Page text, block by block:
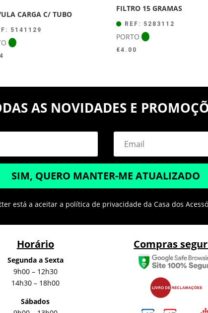
CARGA C/ TUBO
5141129
FILTRO 15 GRAMAS
REF: 5283112
PORTO
€4.00
AS NOVIDADES E
SIM, QUERO MANTER-ME ATUALIZADO
está a aceitar a política de privacidade da Casa dos
Horário
Segunda a Sexta
9h00 – 12h30
14h30 – 18h00
Sábados
Compras